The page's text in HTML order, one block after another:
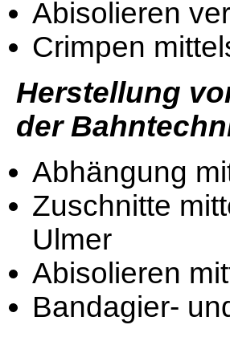
Abisolieren
Crimpen
Herstellung
der
Abhängung
Zuschnitte
Ulmer
Abisolieren
Bandagier-